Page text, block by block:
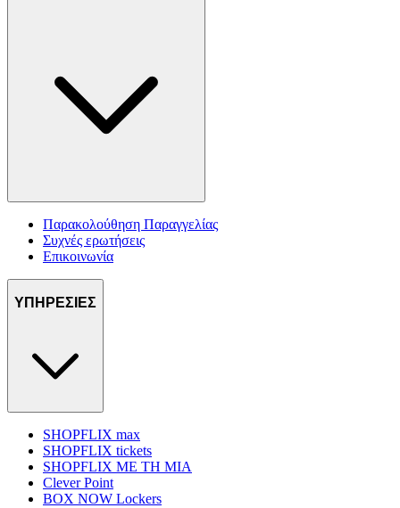
Παρακολούθηση Παραγγελίας
Συχνές ερωτήσεις
Επικοινωνία
ΥΠΗΡΕΣΙΕΣ
SHOPFLIX max
SHOPFLIX tickets
SHOPFLIX ΜΕ ΤΗ ΜΙΑ
Clever Point
BOX NOW Lockers